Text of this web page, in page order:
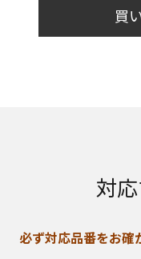
買
対
必ず対応品番をお確